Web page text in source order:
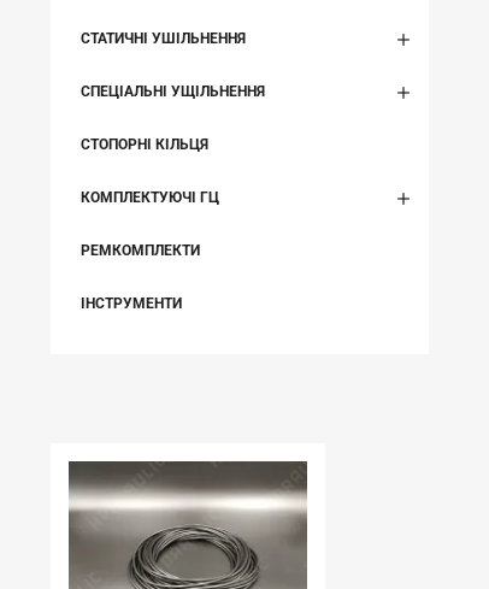
СТАТИЧНІ УШІЛЬНЕННЯ
СПЕЦІАЛЬНІ УЩІЛЬНЕННЯ
СТОПОРНІ КІЛЬЦЯ
КОМПЛЕКТУЮЧІ ГЦ
РЕМКОМПЛЕКТИ
ІНСТРУМЕНТИ